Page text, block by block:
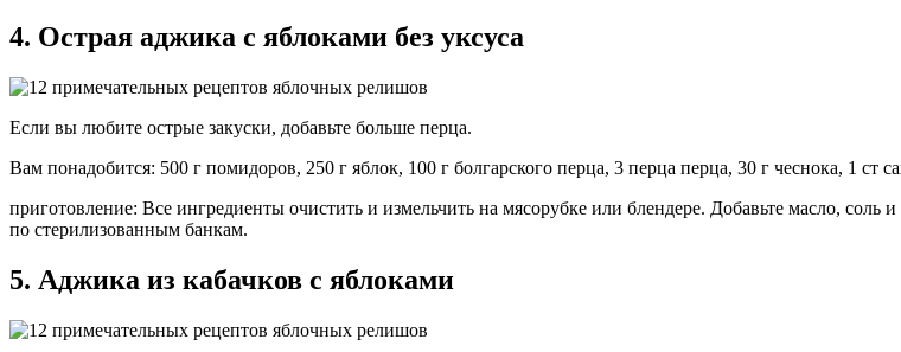
4. Острая аджика с яблоками без уксуса
Если вы любите острые закуски, добавьте больше перца.
Вам понадобится: 500 г помидоров, 250 г яблок, 100 г болгарского перца, 3 перца перца, 30 г чеснока, 1 ст
приготовление: Все ингредиенты очистить и измельчить на мясорубке или блендере. Добавьте масло, соль
по стерилизованным банкам.
5. Аджика из кабачков с яблоками